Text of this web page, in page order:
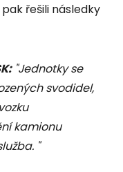
řešili následky
"Jednotky se
svodidel,
kamionu
"